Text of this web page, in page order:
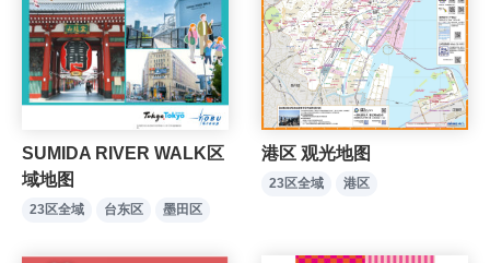
SUMIDA RIVER WALK区
域地图
23区全域 台东区 墨田区
港区 观光地图
23区全域 港区